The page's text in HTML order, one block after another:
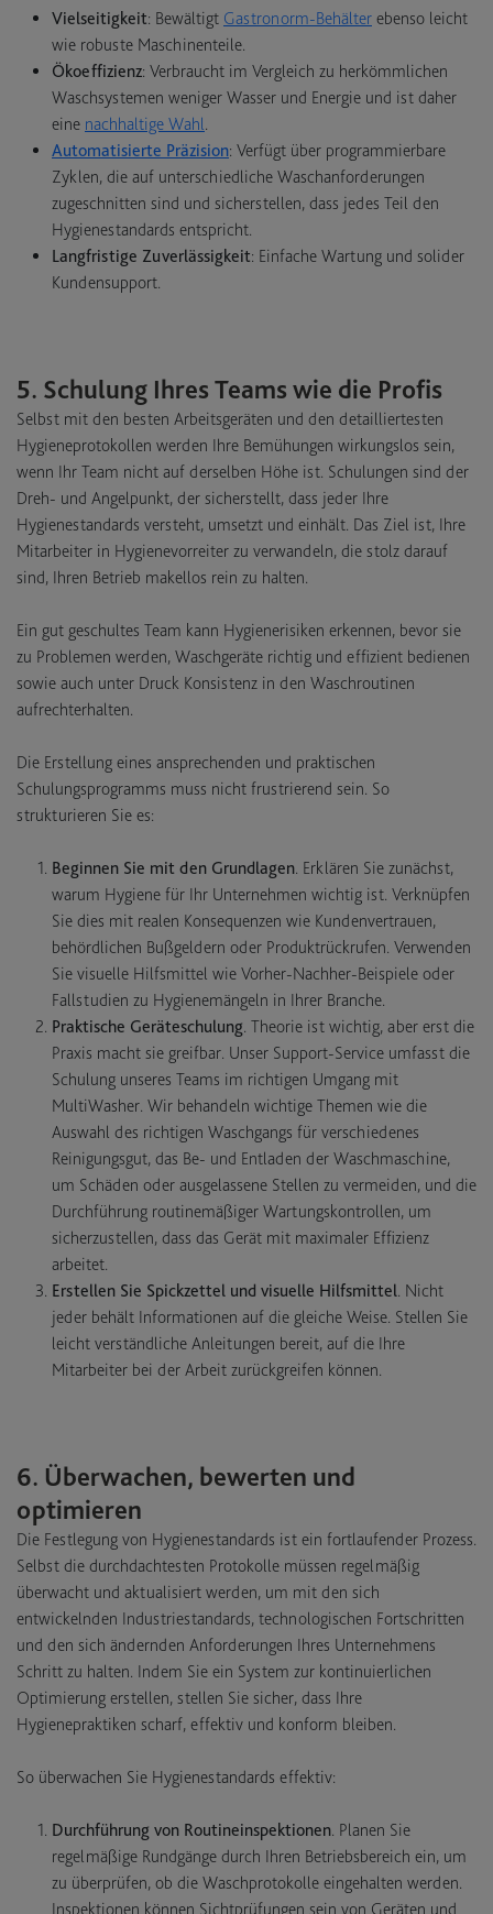
Vielseitigkeit: Bewältigt Gastronorm-Behälter ebenso leicht
wie robuste Maschinenteile.
Ökoeffizienz: Verbraucht im Vergleich zu herkömmlichen
Waschsystemen weniger Wasser und Energie und ist daher
eine nachhaltige Wahl.
Automatisierte Präzision: Verfügt über programmierbare
Zyklen, die auf unterschiedliche Waschanforderungen
zugeschnitten sind und sicherstellen, dass jedes Teil den
Hygienestandards entspricht.
Langfristige Zuverlässigkeit: Einfache Wartung und solider
Kundensupport.
5. Schulung Ihres Teams wie die Profis
Selbst mit den besten Arbeitsgeräten und den detailliertesten
Hygieneprotokollen werden Ihre Bemühungen wirkungslos sein,
wenn Ihr Team nicht auf derselben Höhe ist. Schulungen sind der
Dreh- und Angelpunkt, der sicherstellt, dass jeder Ihre
Hygienestandards versteht, umsetzt und einhält. Das Ziel ist, Ihre
Mitarbeiter in Hygienevorreiter zu verwandeln, die stolz darauf
sind, Ihren Betrieb makellos rein zu halten.
Ein gut geschultes Team kann Hygienerisiken erkennen, bevor sie
zu Problemen werden, Waschgeräte richtig und effizient bedienen
sowie auch unter Druck Konsistenz in den Waschroutinen
aufrechterhalten.
Die Erstellung eines ansprechenden und praktischen
Schulungsprogramms muss nicht frustrierend sein. So
strukturieren Sie es:
Beginnen Sie mit den Grundlagen. Erklären Sie zunächst,
warum Hygiene für Ihr Unternehmen wichtig ist. Verknüpfen
Sie dies mit realen Konsequenzen wie Kundenvertrauen,
behördlichen Bußgeldern oder Produktrückrufen. Verwenden
Sie visuelle Hilfsmittel wie Vorher-Nachher-Beispiele oder
Fallstudien zu Hygienemängeln in Ihrer Branche.
Praktische Geräteschulung. Theorie ist wichtig, aber erst die
Praxis macht sie greifbar. Unser Support-Service umfasst die
Schulung unseres Teams im richtigen Umgang mit
MultiWasher. Wir behandeln wichtige Themen wie die
Auswahl des richtigen Waschgangs für verschiedenes
Reinigungsgut, das Be- und Entladen der Waschmaschine,
um Schäden oder ausgelassene Stellen zu vermeiden, und die
Durchführung routinemäßiger Wartungskontrollen, um
sicherzustellen, dass das Gerät mit maximaler Effizienz
arbeitet.
Erstellen Sie Spickzettel und visuelle Hilfsmittel. Nicht
jeder behält Informationen auf die gleiche Weise. Stellen Sie
leicht verständliche Anleitungen bereit, auf die Ihre
Mitarbeiter bei der Arbeit zurückgreifen können.
6. Überwachen, bewerten und
optimieren
Die Festlegung von Hygienestandards ist ein fortlaufender Prozess.
Selbst die durchdachtesten Protokolle müssen regelmäßig
überwacht und aktualisiert werden, um mit den sich
entwickelnden Industriestandards, technologischen Fortschritten
und den sich ändernden Anforderungen Ihres Unternehmens
Schritt zu halten. Indem Sie ein System zur kontinuierlichen
Optimierung erstellen, stellen Sie sicher, dass Ihre
Hygienepraktiken scharf, effektiv und konform bleiben.
So überwachen Sie Hygienestandards effektiv:
Durchführung von Routineinspektionen. Planen Sie
regelmäßige Rundgänge durch Ihren Betriebsbereich ein, um
zu überprüfen, ob die Waschprotokolle eingehalten werden.
Inspektionen können Sichtprüfungen sein von Geräten und